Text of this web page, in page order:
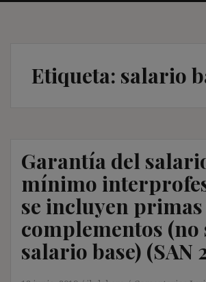
Etiqueta: salario
Garantía del
mínimo
se incluyen primas
complementos (no
salario base) (SAN